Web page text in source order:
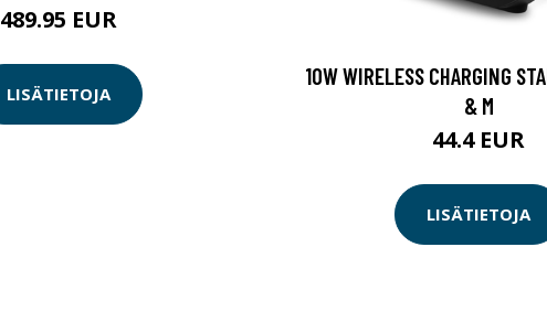
489.95 EUR
LISÄTIETOJA
10W WIRELESS CHARGING
& M
44.4 EUR
LISÄTIETOJA